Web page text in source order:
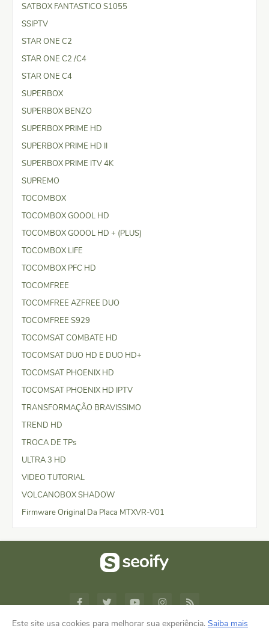
SATBOX FANTASTICO S1055
SSIPTV
STAR ONE C2
STAR ONE C2 /C4
STAR ONE C4
SUPERBOX
SUPERBOX BENZO
SUPERBOX PRIME HD
SUPERBOX PRIME HD II
SUPERBOX PRIME ITV 4K
SUPREMO
TOCOMBOX
TOCOMBOX GOOOL HD
TOCOMBOX GOOOL HD + (PLUS)
TOCOMBOX LIFE
TOCOMBOX PFC HD
TOCOMFREE
TOCOMFREE AZFREE DUO
TOCOMFREE S929
TOCOMSAT COMBATE HD
TOCOMSAT DUO HD E DUO HD+
TOCOMSAT PHOENIX HD
TOCOMSAT PHOENIX HD IPTV
TRANSFORMAÇÃO BRAVISSIMO
TREND HD
TROCA DE TPs
ULTRA 3 HD
VIDEO TUTORIAL
VOLCANOBOX SHADOW
Firmware Original Da Placa MTXVR-V01
Este site usa cookies para melhorar sua experiência. Saiba mais